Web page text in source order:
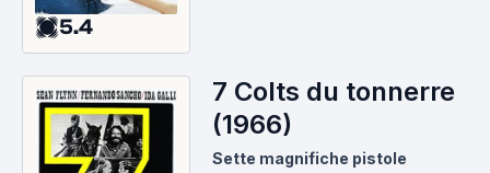
5.4
7 Colts du tonnerre
(1966)
Sette magnifiche pistole